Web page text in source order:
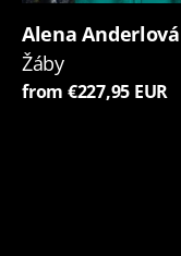
Alena Anderlová
Žáby
from €227,95 EUR